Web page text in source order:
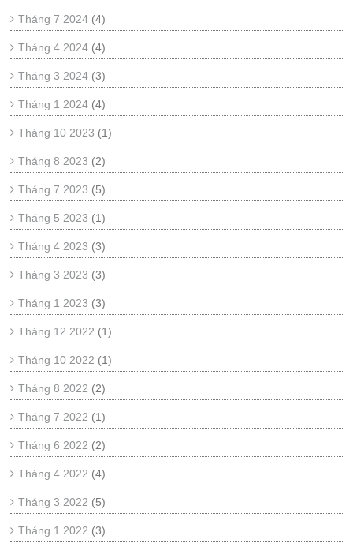
Tháng 7 2024 (4)
Tháng 4 2024 (4)
Tháng 3 2024 (3)
Tháng 1 2024 (4)
Tháng 10 2023 (1)
Tháng 8 2023 (2)
Tháng 7 2023 (5)
Tháng 5 2023 (1)
Tháng 4 2023 (3)
Tháng 3 2023 (3)
Tháng 1 2023 (3)
Tháng 12 2022 (1)
Tháng 10 2022 (1)
Tháng 8 2022 (2)
Tháng 7 2022 (1)
Tháng 6 2022 (2)
Tháng 4 2022 (4)
Tháng 3 2022 (5)
Tháng 1 2022 (3)